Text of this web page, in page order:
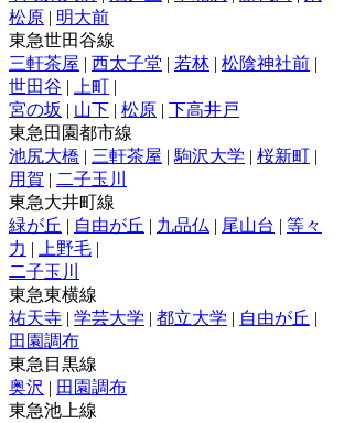
松原 | 明大前
東急世田谷線
三軒茶屋 | 西太子堂 | 若林 | 松陰神社前 |
世田谷 | 上町 |
宮の坂 | 山下 | 松原 | 下高井戸
東急田園都市線
池尻大橋 | 三軒茶屋 | 駒沢大学 | 桜新町 |
用賀 | 二子玉川
東急大井町線
緑が丘 | 自由が丘 | 九品仏 | 尾山台 | 等々
力 | 上野毛 |
二子玉川
東急東横線
祐天寺 | 学芸大学 | 都立大学 | 自由が丘 |
田園調布
東急目黒線
奥沢 | 田園調布
東急池上線